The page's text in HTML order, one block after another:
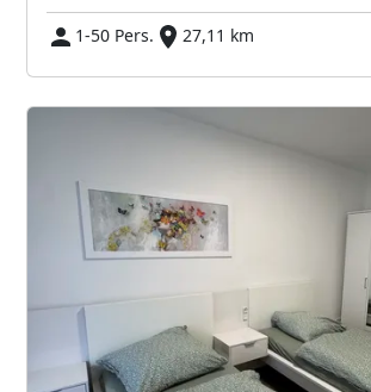
1-50 Pers.
27,11 km